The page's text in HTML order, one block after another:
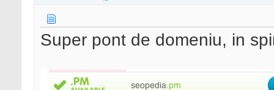
Super pont de domeniu, in